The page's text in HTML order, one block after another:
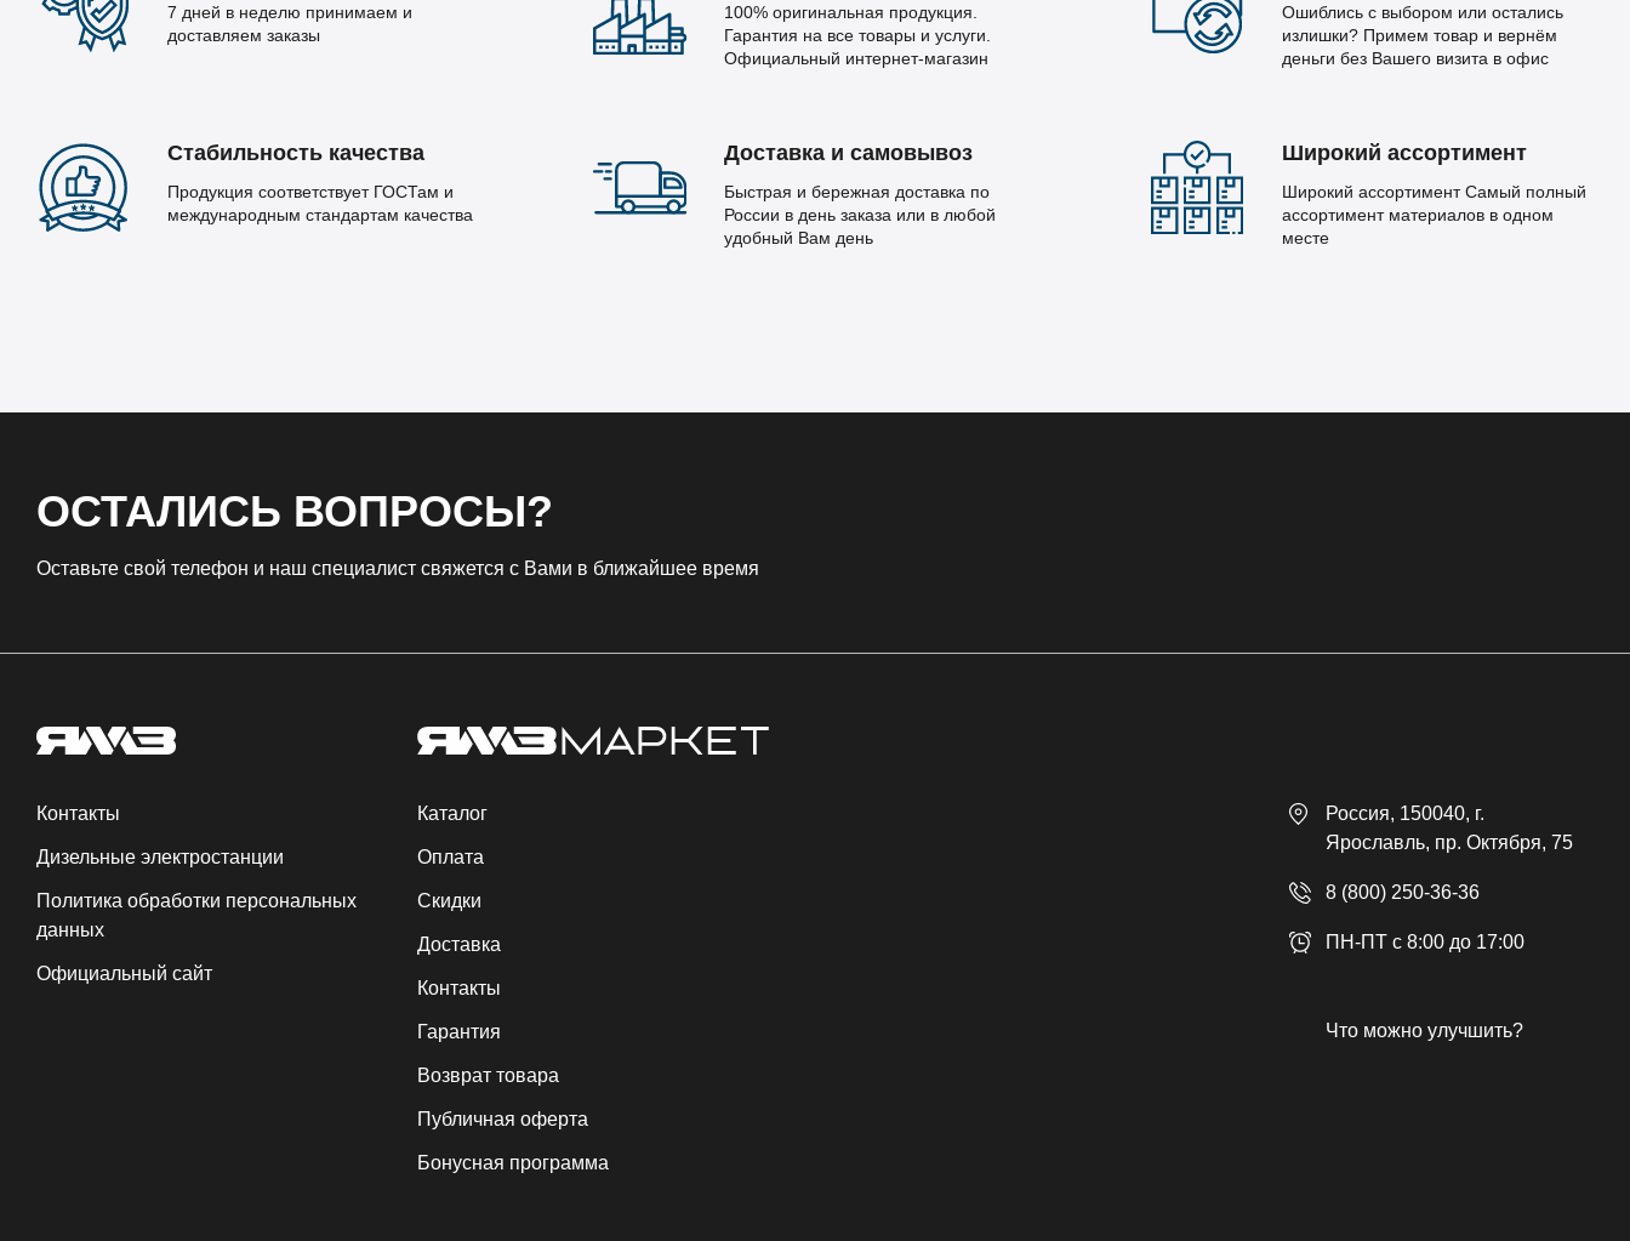
7 дней в неделю принимаем и
доставляем заказы
100% оригинальная продукция.
Гарантия на все товары и услуги.
Официальный интернет-магазин
Ошиблись с выбором или остались
излишки? Примем товар и вернём
деньги без Вашего визита в офис
Стабильность качества
Продукция соответствует ГОСТам и
международным стандартам качества
Доставка и самовывоз
Быстрая и бережная доставка по
России в день заказа или в любой
удобный Вам день
Широкий ассортимент
Широкий ассортимент Самый полный
ассортимент материалов в одном
месте
ОСТАЛИСЬ ВОПРОСЫ?
Оставьте свой телефон и наш специалист свяжется с Вами в ближайшее время
Контакты
Дизельные электростанции
Политика обработки персональных
данных
Официальный сайт
Каталог
Оплата
Скидки
Доставка
Контакты
Гарантия
Возврат товара
Публичная оферта
Бонусная программа
Россия, 150040, г.
Ярославль, пр. Октября, 75
8 (800) 250-36-36
ПН-ПТ с 8:00 до 17:00
Что можно улучшить?